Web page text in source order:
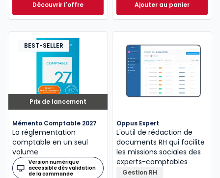
Découvrir l'offreGenIA-L Expert-comptable à partir de
Dès
Ajouter au panier
Mémento Fiscal
Prix de lancement
BEST-SELLER
Mémento Comptable 2027
La réglementation
comptable en un seul
volume
Version numérique
accessible dès validation
de la commande
Oppus Expert
L'outil de rédaction de
documents RH qui facilite
les missions sociales des
experts-comptables
Gestion RH